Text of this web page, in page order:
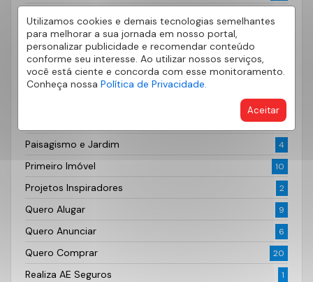
Utilizamos cookies e demais tecnologias semelhantes
para melhorar a sua jornada em nosso portal,
personalizar publicidade e recomendar conteúdo
conforme seu interesse. Ao utilizar nossos serviços,
você está ciente e concorda com esse monitoramento.
Conheça nossa Política de Privacidade.
Aceitar
Lançamentos Imobiliários
Locação
Mercado Financeiro
122
43
Paisagismo e Jardim 4
Primeiro Imóvel 10
Projetos Inspiradores 2
Quero Alugar 9
Quero Anunciar 6
Quero Comprar 20
Realiza AE Seguros 1